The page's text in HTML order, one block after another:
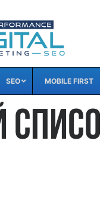
SEO MOBILE FIRST